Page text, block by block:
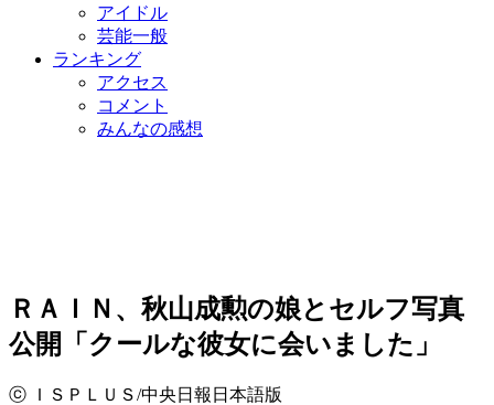
アイドル
芸能一般
ランキング
アクセス
コメント
みんなの感想
ＲＡＩＮ、秋山成勲の娘とセルフ写真
公開「クールな彼女に会いました」
ⓒ ＩＳＰＬＵＳ/中央日報日本語版